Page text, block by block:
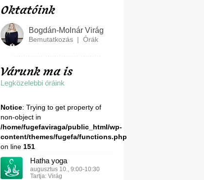
Oktatóink
Bogdán-Molnár Virág
Bemutatkozás | Órák
Várunk ma is
Legközelebbi óráink
Notice: Trying to get property of
non-object in
/home/fugefaviraga/public_html/wp-
content/themes/fugefa/functions.php
on line 151
Hatha yoga
augusztus 10., 9:00-10:30
Tartja: Virág